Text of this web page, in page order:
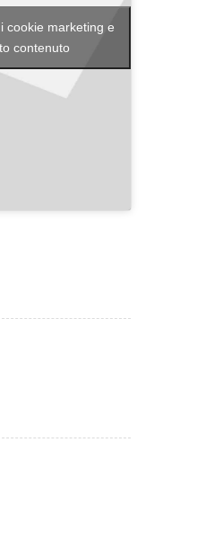
cookie marketing e
contenuto